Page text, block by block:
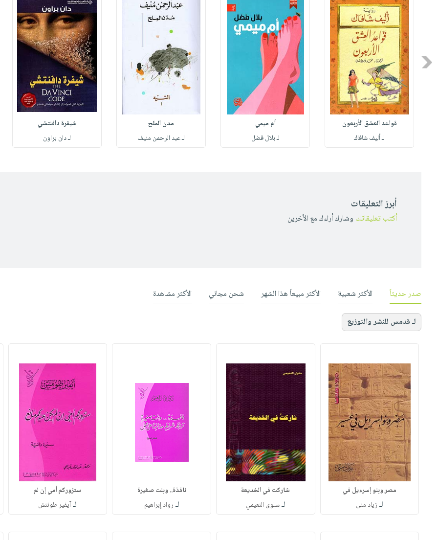
Previous
قواعد العشق الأربعون
لـ أليف شافاك
أم ميمي
لـ بلال فضل
مدن الملح
لـ عبد الرحمن منيف
شيفرة دافنتشي
لـ دان براون
أبرز التعليقات
أكتب تعليقاتك وشارك أراءك مع الأخرين
صدر حديثاً الأكثر شعبية الأكثر مبيعاً هذا الشهر شحن مجاني الأكثر مشاهدة
لـ قدمس للنشر والتوزيع
مصر وبنو إسرءيل في
لـ زياد منى
شاركت في الخديعة
لـسلوى النعيمي
نافذة.. وبنت صغيرة
لـ رواد إبراهيم
ستزوركم أمي إن لم
لـآيفير طونتش